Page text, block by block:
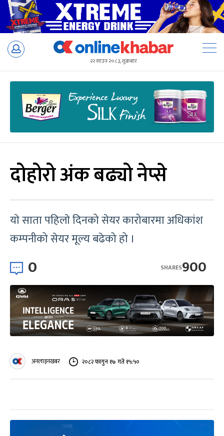
Skip
२२ साउन २०८३, शुक्रबार
दोहोरो अंक बढ्यो नेप्से
याे साता पहिलाे दिनको सेयर कारोबारमा अधिकांश
कम्पनीको सेयर मूल्य बढेको हो ।
0 900
SHARES
अनलाइनखबर २०८२ फागुन १७ गते १५:५०